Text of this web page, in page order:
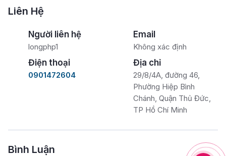
Liên Hệ
Người liên hệ
longphp1
Email
Không xác định
Điện thoại
0901472604
Địa chỉ
29/8/4A, đường 46,
Phường Hiệp Bình
Chánh, Quận Thủ Đức,
TP Hồ Chí Minh
Bình Luận